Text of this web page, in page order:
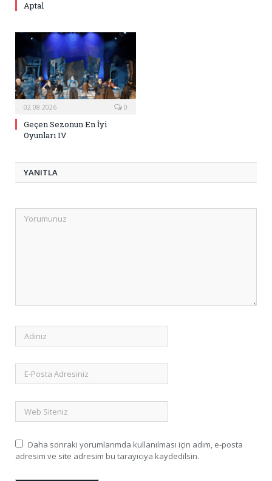
Aptal
02.08.2026 0
Geçen Sezonun En İyi
Oyunları IV
YANITLA
Daha sonraki yorumlarımda kullanılması için adım, e-posta
adresim ve site adresim bu tarayıcıya kaydedilsin.